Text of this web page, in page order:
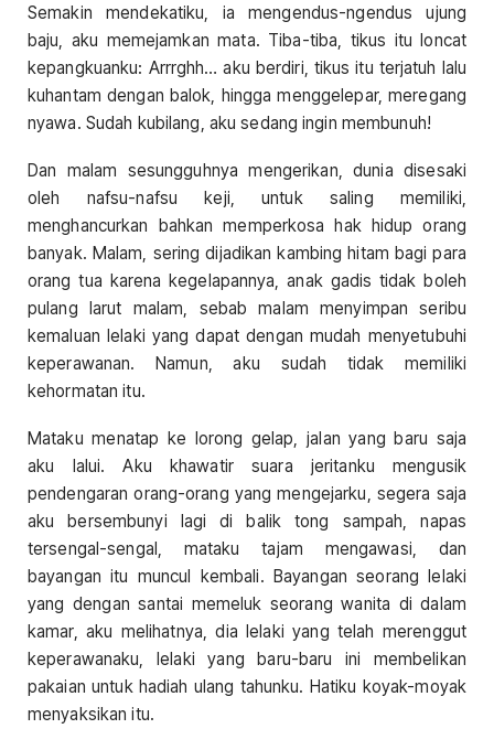
Semakin mendekatiku, ia mengendus-ngendus ujung
baju, aku memejamkan mata. Tiba-tiba, tikus itu loncat
kepangkuanku: Arrrghh… aku berdiri, tikus itu terjatuh lalu
kuhantam dengan balok, hingga menggelepar, meregang
nyawa. Sudah kubilang, aku sedang ingin membunuh!
Dan malam sesungguhnya mengerikan, dunia disesaki
oleh nafsu-nafsu keji, untuk saling memiliki,
menghancurkan bahkan memperkosa hak hidup orang
banyak. Malam, sering dijadikan kambing hitam bagi para
orang tua karena kegelapannya, anak gadis tidak boleh
pulang larut malam, sebab malam menyimpan seribu
kemaluan lelaki yang dapat dengan mudah menyetubuhi
keperawanan. Namun, aku sudah tidak memiliki
kehormatan itu.
Mataku menatap ke lorong gelap, jalan yang baru saja
aku lalui. Aku khawatir suara jeritanku mengusik
pendengaran orang-orang yang mengejarku, segera saja
aku bersembunyi lagi di balik tong sampah, napas
tersengal-sengal, mataku tajam mengawasi, dan
bayangan itu muncul kembali. Bayangan seorang lelaki
yang dengan santai memeluk seorang wanita di dalam
kamar, aku melihatnya, dia lelaki yang telah merenggut
keperawanaku, lelaki yang baru-baru ini membelikan
pakaian untuk hadiah ulang tahunku. Hatiku koyak-moyak
menyaksikan itu.